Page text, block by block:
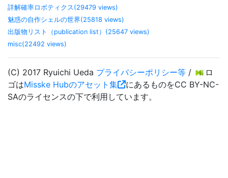
詳解確率ロボティクス(29479 views)
魅惑の自作シェルの世界(25818 views)
出版物リスト（publication list）(25647 views)
misc(22492 views)
(C) 2017 Ryuichi Ueda プライバシーポリシー等 /
ロ
ゴはMisske Hubのアセット集
にあるものをCC BY-NC-
SAのライセンスの下で利用しています。